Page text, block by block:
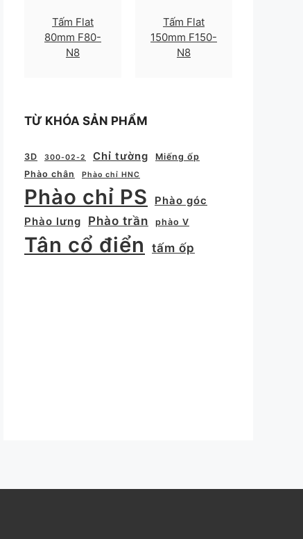
Tấm Flat
80mm F80-
N8
Tấm Flat
150mm F150-
N8
TỪ KHÓA SẢN PHẨM
3D 300-02-2 Chỉ tường
Miếng ốp
Phào chân
Phào chỉ HNC
Phào chỉ PS
Phào góc
Phào lưng
Phào trần phào V
Tân cổ điển tấm ốp